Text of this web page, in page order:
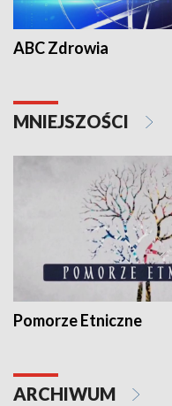
ABC Zdrowia
MNIEJSZOŚCI
Pomorze Etniczne
ARCHIWUM